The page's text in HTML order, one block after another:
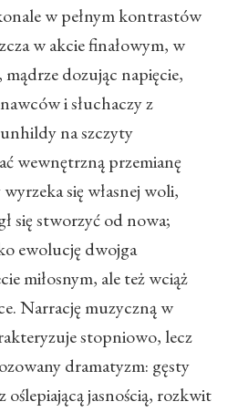
w pełnym kontrastów
w akcie finałowym, w
dozując napięcie,
i słuchaczy z
na szczyty
wewnętrzną przemianę
się własnej woli,
się stworzyć od nowa;
ewolucję dwojga
miłosnym, ale też wciąż
Narrację muzyczną w
stopniowo, lecz
dramatyzm: gęsty
oślepiającą jasnością, rozkwit